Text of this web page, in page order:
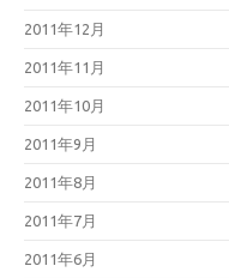
2011年12月
2011年11月
2011年10月
2011年9月
2011年8月
2011年7月
2011年6月